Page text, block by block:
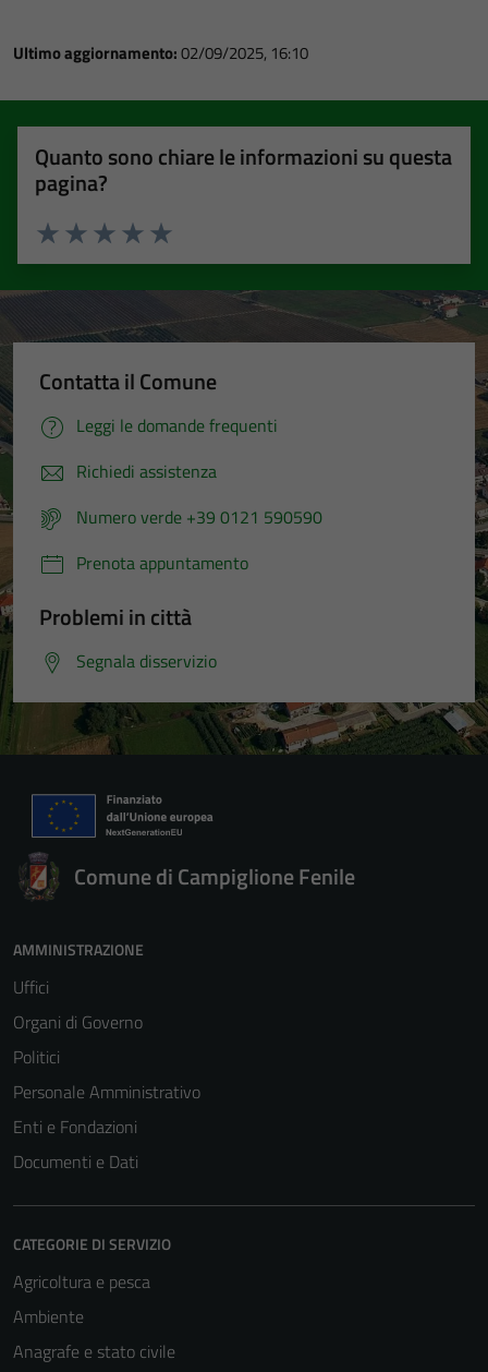
Ultimo aggiornamento:02/09/2025, 16:10
Quanto sono chiare le informazioni su questa
pagina?
Valuta 5 stelle su 5
Valuta 4 stelle su 5
Valuta 3 stelle su 5
Valuta 2 stelle su 5
Valuta 1 stelle su 5
Contatta il Comune
Leggi le domande frequenti
Richiedi assistenza
Numero verde +39 0121 590590
Prenota appuntamento
Problemi in città
Segnala disservizio
Comune di Campiglione Fenile
AMMINISTRAZIONE
Uffici
Organi di Governo
Politici
Personale Amministrativo
Enti e Fondazioni
Documenti e Dati
CATEGORIE DI SERVIZIO
Agricoltura e pesca
Ambiente
Anagrafe e stato civile
per il
funzionamento